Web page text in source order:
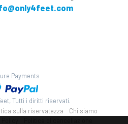
Payments
Tutti i diritti riservati.
sulla riservatezza
Chi siamo